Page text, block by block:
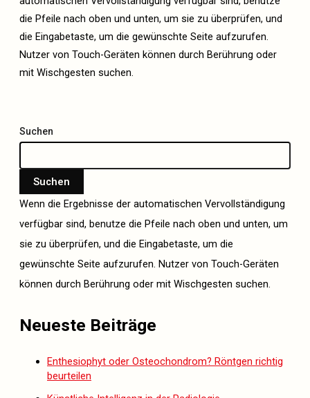
die Pfeile nach oben und unten, um sie zu überprüfen, und
die Eingabetaste, um die gewünschte Seite aufzurufen.
Nutzer von Touch-Geräten können durch Berührung oder
mit Wischgesten suchen.
Suchen
Suchen
Wenn die Ergebnisse der automatischen Vervollständigung
verfügbar sind, benutze die Pfeile nach oben und unten, um
sie zu überprüfen, und die Eingabetaste, um die
gewünschte Seite aufzurufen. Nutzer von Touch-Geräten
können durch Berührung oder mit Wischgesten suchen.
Neueste Beiträge
Enthesiophyt oder Osteochondrom? Röntgen richtig
beurteilen